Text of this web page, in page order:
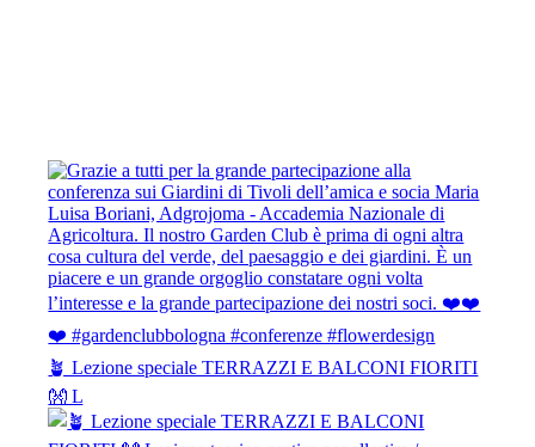
🪴 Lezione speciale TERRAZZI E BALCONI FIORITI
👐 L